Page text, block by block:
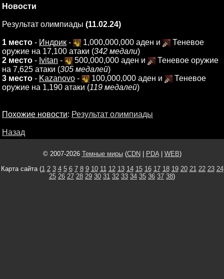
Новости
Результат олимпиады (11.02.24)
1 место - Индрик - 1,000,000,000 аден и
Теневое
оружие на 17,100 атаки (342 медали)
2 место - Ivitan - 500,000,000 аден и
Теневое оружие
на 7,625 атаки (305 медалей)
3 место - Kazanovo - 100,000,000 аден и
Теневое
оружие на 1,190 атаки (119 медалей)
Похожие новости: Результат олимпиады
Назад
© 2007-2026 Темные миры(CDN PDA| WEB)
Карта сайта (1 2 3 4 5 6 7 8 9 10 11 12 13 14 15 16 17 18 19 20 21 22 23 24
25 26 27 28 29 30 31 32 33 34 35 36 37 38)